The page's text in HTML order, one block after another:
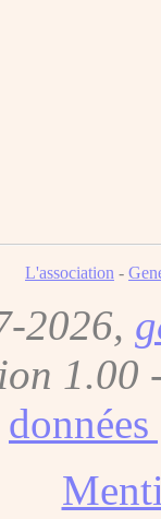
L'association -
2026,
1.00